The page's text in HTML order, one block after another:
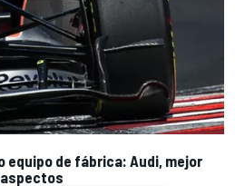
equipo de fábrica: Audi, mejor